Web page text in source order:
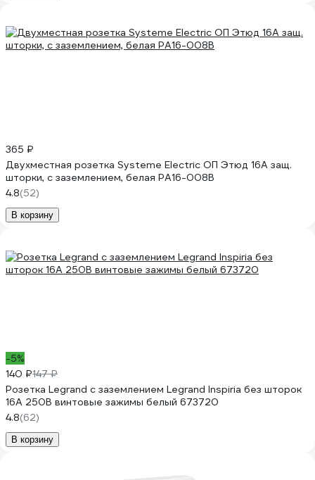
365 ₽
Двухместная розетка Systeme Electric ОП Этюд 16А защ.
шторки, с заземлением, белая PA16-008B
4.8(52)
В корзину
-5%
140 ₽147 ₽
Розетка Legrand с заземлением Legrand Inspiria без шторок
16А 250В винтовые зажимы белый 673720
4.8(62)
В корзину